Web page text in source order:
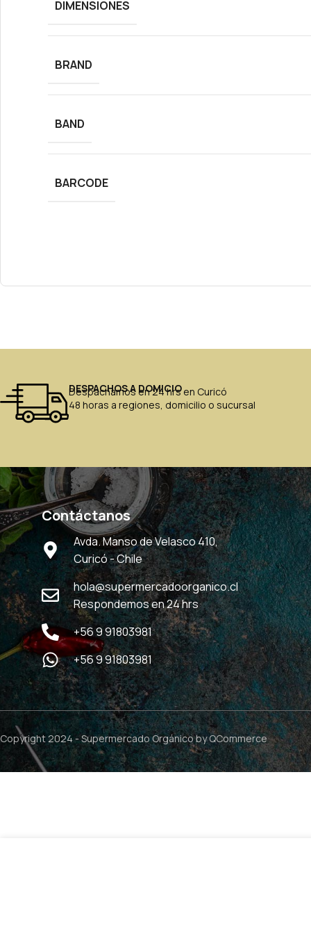
DIMENSIONES
BRAND
BAND
BARCODE
DESPACHOS A DOMICIO
Despachamos en 24 hrs en Curicó
48 horas a regiones, domicilio o sucursal
Contáctanos
Avda. Manso de Velasco 410,
Curicó - Chile
hola@supermercadoorganico.cl
Respondemos en 24 hrs
+56 9 91803981
+56 9 91803981
Copyright 2024 -Supermercado Orgánicoby QCommerce